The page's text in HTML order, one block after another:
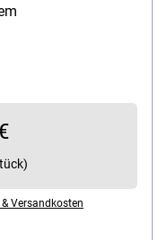
und Etikett),
500 ml,
Versandkosten